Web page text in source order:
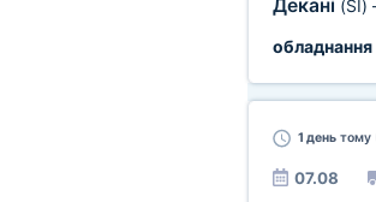
Декані (SI)
обладнання
1 деньтому
07.08